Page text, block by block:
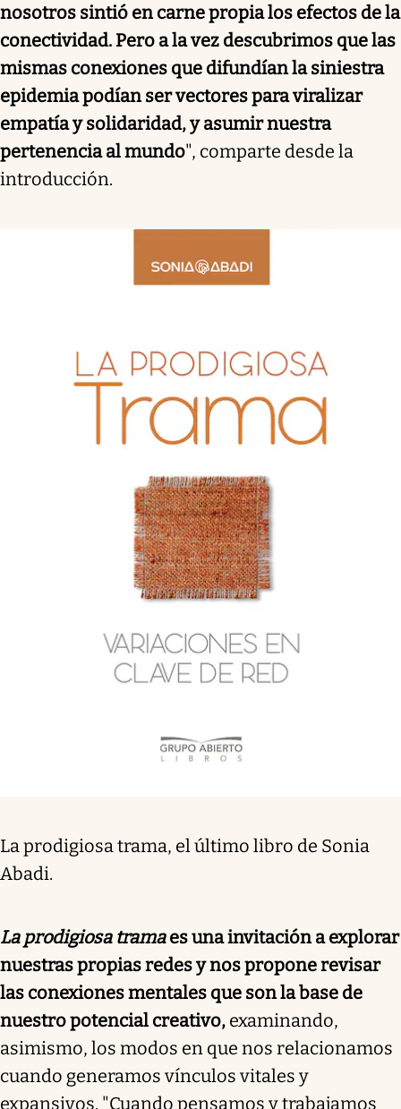
nosotros sintió en carne propia los efectos de la
conectividad. Pero a la vez descubrimos que las
mismas conexiones que difundían la siniestra
epidemia podían ser vectores para viralizar
empatía y solidaridad, y asumir nuestra
pertenencia al mundo", comparte desde la
introducción.
La prodigiosa trama, el último libro de Sonia
Abadi.
La prodigiosa tramaes una invitación a explorar
nuestras propias redes y nos propone revisar
las conexiones mentales que son la base de
nuestro potencial creativo, examinando,
asimismo, los modos en que nos relacionamos
cuando generamos vínculos vitales y
expansivos. "Cuando pensamos y trabajamos